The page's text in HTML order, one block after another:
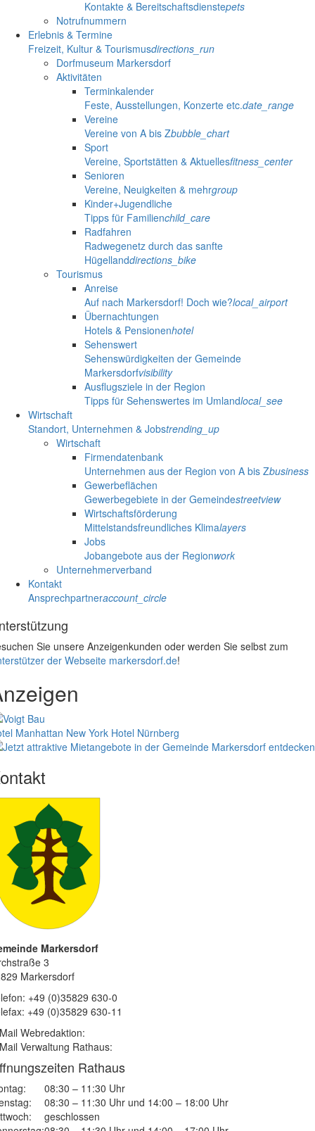
Kontakte & Bereitschaftsdienstepets
Notrufnummern
Erlebnis & Termine
Freizeit, Kultur & Tourismusdirections_run
Dorfmuseum Markersdorf
Aktivitäten
Terminkalender
Feste, Ausstellungen, Konzerte etc.date_range
Vereine
Vereine von A bis Zbubble_chart
Sport
Vereine, Sportstätten & Aktuellesfitness_center
Senioren
Vereine, Neuigkeiten & mehrgroup
Kinder+Jugendliche
Tipps für Familienchild_care
Radfahren
Radwegenetz durch das sanfte
Hügellanddirections_bike
Tourismus
Anreise
Auf nach Markersdorf! Doch wie?local_airport
Übernachtungen
Hotels & Pensionenhotel
Sehenswert
Sehenswürdigkeiten der Gemeinde
Markersdorfvisibility
Ausflugsziele in der Region
Tipps für Sehenswertes im Umlandlocal_see
Wirtschaft
Standort, Unternehmen & Jobstrending_up
Wirtschaft
Firmendatenbank
Unternehmen aus der Region von A bis Zbusiness
Gewerbeflächen
Gewerbegebiete in der Gemeindestreetview
Wirtschaftsförderung
Mittelstandsfreundliches Klimalayers
Jobs
Jobangebote aus der Regionwork
Unternehmerverband
Kontakt
Ansprechpartneraccount_circle
Sie unsere Anzeigenkunden oder werden Sie selbst zum
der Webseite markersdorf.de!
Manhattan New York Hotel Nürnberg
Markersdorf
3
Markersdorf
+49 (0)35829 630-0
+49 (0)35829 630-11
Webredaktion:
Verwaltung Rathaus:
Rathaus
08:30 – 11:30 Uhr
08:30 – 11:30 Uhr und 14:00 – 18:00 Uhr
geschlossen